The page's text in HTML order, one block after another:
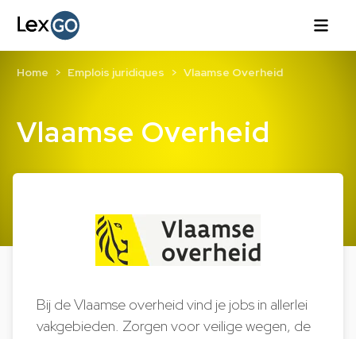
Vlaamse Overheid
Home Emplois juridiques Vlaamse Overheid
Bij de Vlaamse overheid vind je jobs in allerlei
vakgebieden. Zorgen voor veilige wegen, de